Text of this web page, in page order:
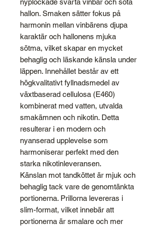
nyplockade svarta vinbär och söta
hallon. Smaken sätter fokus på
harmonin mellan vinbärens djupa
karaktär och hallonens mjuka
sötma, vilket skapar en mycket
behaglig och läskande känsla under
läppen. Innehållet består av ett
högkvalitativt fyllnadsmedel av
växtbaserad cellulosa (E460)
kombinerat med vatten, utvalda
smakämnen och nikotin. Detta
resulterar i en modern och
nyanserad upplevelse som
harmoniserar perfekt med den
starka nikotinleveransen.
Känslan mot tandköttet är mjuk och
behaglig tack vare de genomtänkta
portionerna. Prillorna levereras i
slim-format, vilket innebär att
portionerna är smalare och mer